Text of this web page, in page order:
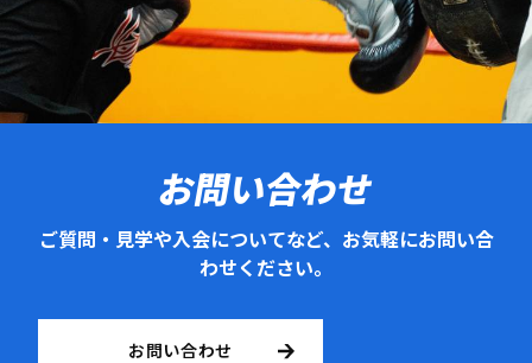
お問い合わせ
ご質問・見学や入会についてなど、お気軽にお問い合
わせください。
お問い合わせ